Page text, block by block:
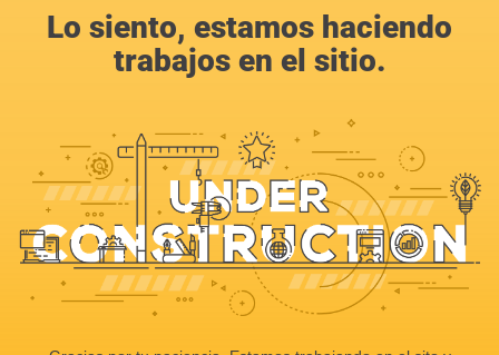
Lo siento, estamos haciendo
trabajos en el sitio.